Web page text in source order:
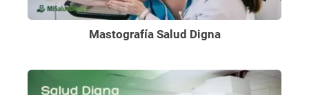
Mastografía Salud Digna